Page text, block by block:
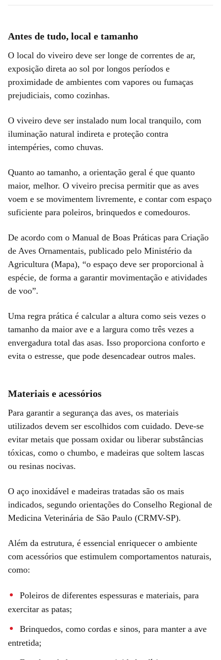
Antes de tudo, local e tamanho
O local do viveiro deve ser longe de correntes de ar,
exposição direta ao sol por longos períodos e
proximidade de ambientes com vapores ou fumaças
prejudiciais, como cozinhas.
O viveiro deve ser instalado num local tranquilo, com
iluminação natural indireta e proteção contra
intempéries, como chuvas.
Quanto ao tamanho, a orientação geral é que quanto
maior, melhor. O viveiro precisa permitir que as aves
voem e se movimentem livremente, e contar com espaço
suficiente para poleiros, brinquedos e comedouros.
De acordo com o Manual de Boas Práticas para Criação
de Aves Ornamentais, publicado pelo Ministério da
Agricultura (Mapa), “o espaço deve ser proporcional à
espécie, de forma a garantir movimentação e atividades
de voo”.
Uma regra prática é calcular a altura como seis vezes o
tamanho da maior ave e a largura como três vezes a
envergadura total das asas. Isso proporciona conforto e
evita o estresse, que pode desencadear outros males.
Materiais e acessórios
Para garantir a segurança das aves, os materiais
utilizados devem ser escolhidos com cuidado. Deve-se
evitar metais que possam oxidar ou liberar substâncias
tóxicas, como o chumbo, e madeiras que soltem lascas
ou resinas nocivas.
O aço inoxidável e madeiras tratadas são os mais
indicados, segundo orientações do Conselho Regional de
Medicina Veterinária de São Paulo (CRMV-SP).
Além da estrutura, é essencial enriquecer o ambiente
com acessórios que estimulem comportamentos naturais,
como:
Poleiros de diferentes espessuras e materiais, para
exercitar as patas;
Brinquedos, como cordas e sinos, para manter a ave
entretida;